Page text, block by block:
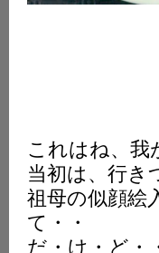
これはね、我
当初は、行き
祖母の似顔絵
て・・
だ・け・ど・